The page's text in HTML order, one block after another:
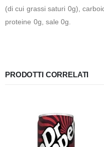
(di cui grassi saturi 0g),
proteine 0g, sale 0g.
PRODOTTI CORRELATI